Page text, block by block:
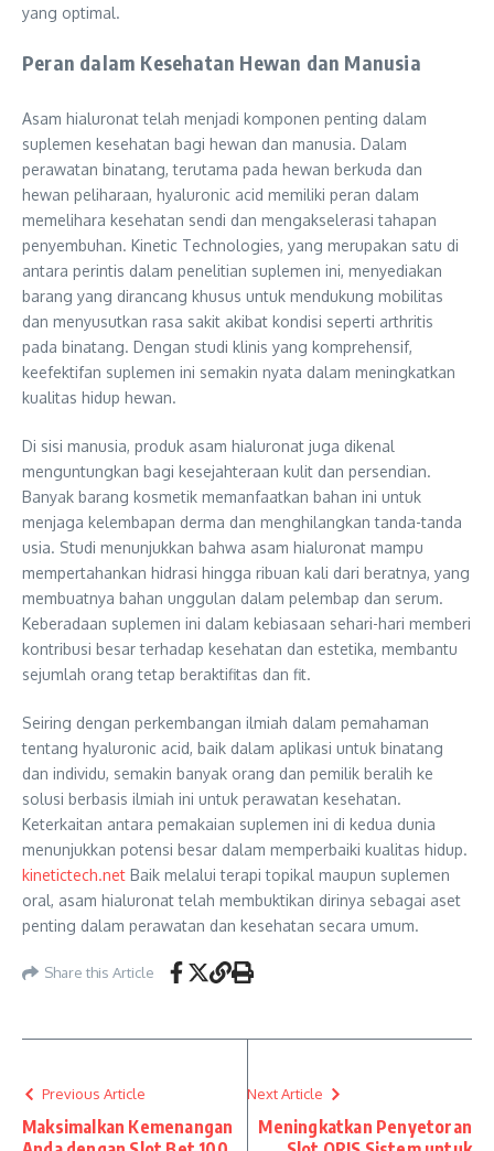
yang optimal.
Peran dalam Kesehatan Hewan dan Manusia
Asam hialuronat telah menjadi komponen penting dalam
suplemen kesehatan bagi hewan dan manusia. Dalam
perawatan binatang, terutama pada hewan berkuda dan
hewan peliharaan, hyaluronic acid memiliki peran dalam
memelihara kesehatan sendi dan mengakselerasi tahapan
penyembuhan. Kinetic Technologies, yang merupakan satu di
antara perintis dalam penelitian suplemen ini, menyediakan
barang yang dirancang khusus untuk mendukung mobilitas
dan menyusutkan rasa sakit akibat kondisi seperti arthritis
pada binatang. Dengan studi klinis yang komprehensif,
keefektifan suplemen ini semakin nyata dalam meningkatkan
kualitas hidup hewan.
Di sisi manusia, produk asam hialuronat juga dikenal
menguntungkan bagi kesejahteraan kulit dan persendian.
Banyak barang kosmetik memanfaatkan bahan ini untuk
menjaga kelembapan derma dan menghilangkan tanda-tanda
usia. Studi menunjukkan bahwa asam hialuronat mampu
mempertahankan hidrasi hingga ribuan kali dari beratnya, yang
membuatnya bahan unggulan dalam pelembap dan serum.
Keberadaan suplemen ini dalam kebiasaan sehari-hari memberi
kontribusi besar terhadap kesehatan dan estetika, membantu
sejumlah orang tetap beraktifitas dan fit.
Seiring dengan perkembangan ilmiah dalam pemahaman
tentang hyaluronic acid, baik dalam aplikasi untuk binatang
dan individu, semakin banyak orang dan pemilik beralih ke
solusi berbasis ilmiah ini untuk perawatan kesehatan.
Keterkaitan antara pemakaian suplemen ini di kedua dunia
menunjukkan potensi besar dalam memperbaiki kualitas hidup.
kinetictech.net Baik melalui terapi topikal maupun suplemen
oral, asam hialuronat telah membuktikan dirinya sebagai aset
penting dalam perawatan dan kesehatan secara umum.
Share this Article
Previous Article
Maksimalkan Kemenangan
Next Article
Meningkatkan Penyetoran